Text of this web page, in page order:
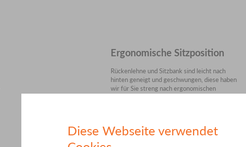
Ergonomische Sitzposition
Rückenlehne und Sitzbank sind leicht nach
hinten geneigt und geschwungen, diese haben
wir für Sie streng nach ergonomischen
Diese Webseite verwendet